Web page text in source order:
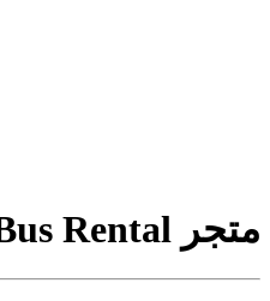
متجر Gulf Bus Rental